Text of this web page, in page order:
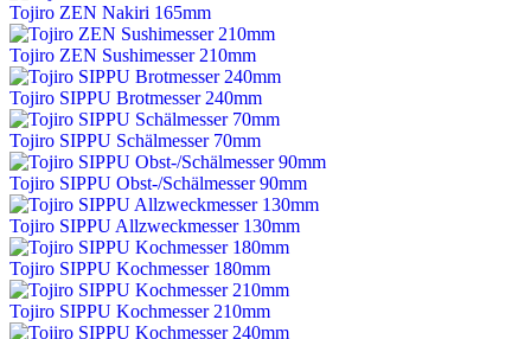
Tojiro ZEN Nakiri 165mm
Tojiro ZEN Sushimesser 210mm
Tojiro SIPPU Brotmesser 240mm
Tojiro SIPPU Schälmesser 70mm
Tojiro SIPPU Obst-/Schälmesser 90mm
Tojiro SIPPU Allzweckmesser 130mm
Tojiro SIPPU Kochmesser 180mm
Tojiro SIPPU Kochmesser 210mm